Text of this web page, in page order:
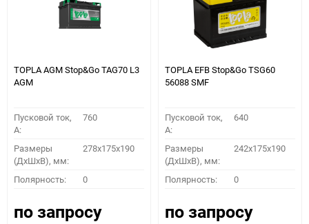
TOPLA AGM Stop&Go TAG70 L3
AGM
Пусковой ток,
A:
760
Размеры
(ДхШхВ), мм:
278x175x190
Полярность: 0
по запросу
TOPLA EFB Stop&Go TSG60
56088 SMF
Пусковой ток,
A:
640
Размеры
(ДхШхВ), мм:
242x175x190
Полярность: 0
по запросу